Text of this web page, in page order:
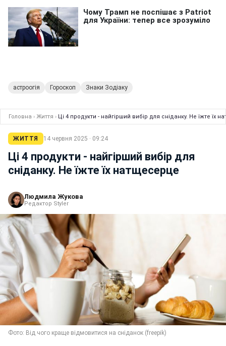
астроогія Гороскоп Знаки Зодіаку
Головна › Життя › Ці 4 продукти - найгірший вибір для сніданку. Не їжте їх
ЖИТТЯ 14 червня 2025 · 09:24
Ці 4 продукти - найгірший вибір для
сніданку. Не їжте їх натщесерце
Людмила Жукова
Редактор Styler
Фото: Від чого краще відмовитися на сніданок (freepik)